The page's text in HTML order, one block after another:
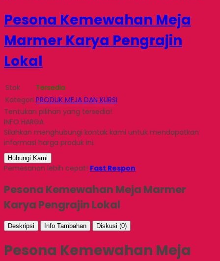
Pesona Kemewahan Meja
Marmer Karya Pengrajin
Lokal
Stok
Tersedia
Kategori PRODUK MEJA DAN KURSI
Tentukan pilihan yang tersedia!
INFO HARGA
Silahkan menghubungi kontak kami untuk mendapatkan
informasi harga produk ini.
Hubungi Kami
Pemesanan lebih cepat! Fast Respon
Pesona Kemewahan Meja Marmer
Karya Pengrajin Lokal
Deskripsi Info Tambahan Diskusi (0)
Pesona Kemewahan Meja